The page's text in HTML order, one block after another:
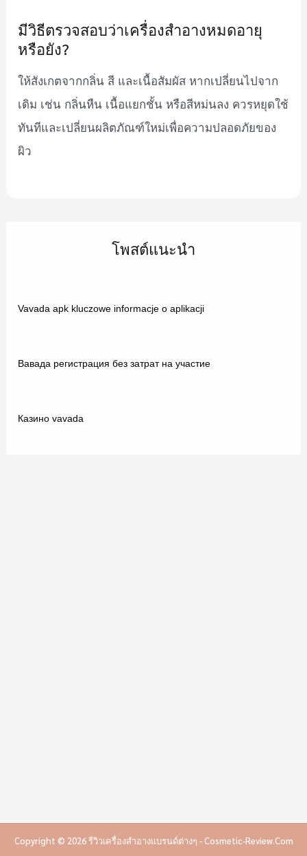
มีวิธีตรวจสอบว่าเครื่องสำอางหมดอายุ
หรือยัง?
ให้สังเกตจากกลิ่น สี และเนื้อสัมผัส หากเปลี่ยนไปจาก
เดิม เช่น กลิ่นหืน เนื้อแยกชั้น หรือสีหม่นลง ควรหยุดใช้
ทันทีและเปลี่ยนผลิตภัณฑ์ใหม่เพื่อความปลอดภัยของ
ผิว
โพสต์แนะนำ
Vavada apk kluczowe informacje o aplikacji
Вавада регистрация без затрат на участие
Казино vavada
Copyright © 2026 รีวิวเครื่องสำอางแบรนด์ต่างๆ - Cosmetic-Review.com